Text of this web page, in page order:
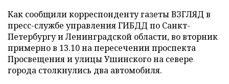
Как сообщили корреспонденту газеты ВЗГЛЯД в
пресс-службе управления ГИБДД по Санкт-
Петербургу и Ленинградской области, во вторник
примерно в 13.10 на пересечении проспекта
Просвещения и улицы Ушинского на севере
города столкнулись два автомобиля.